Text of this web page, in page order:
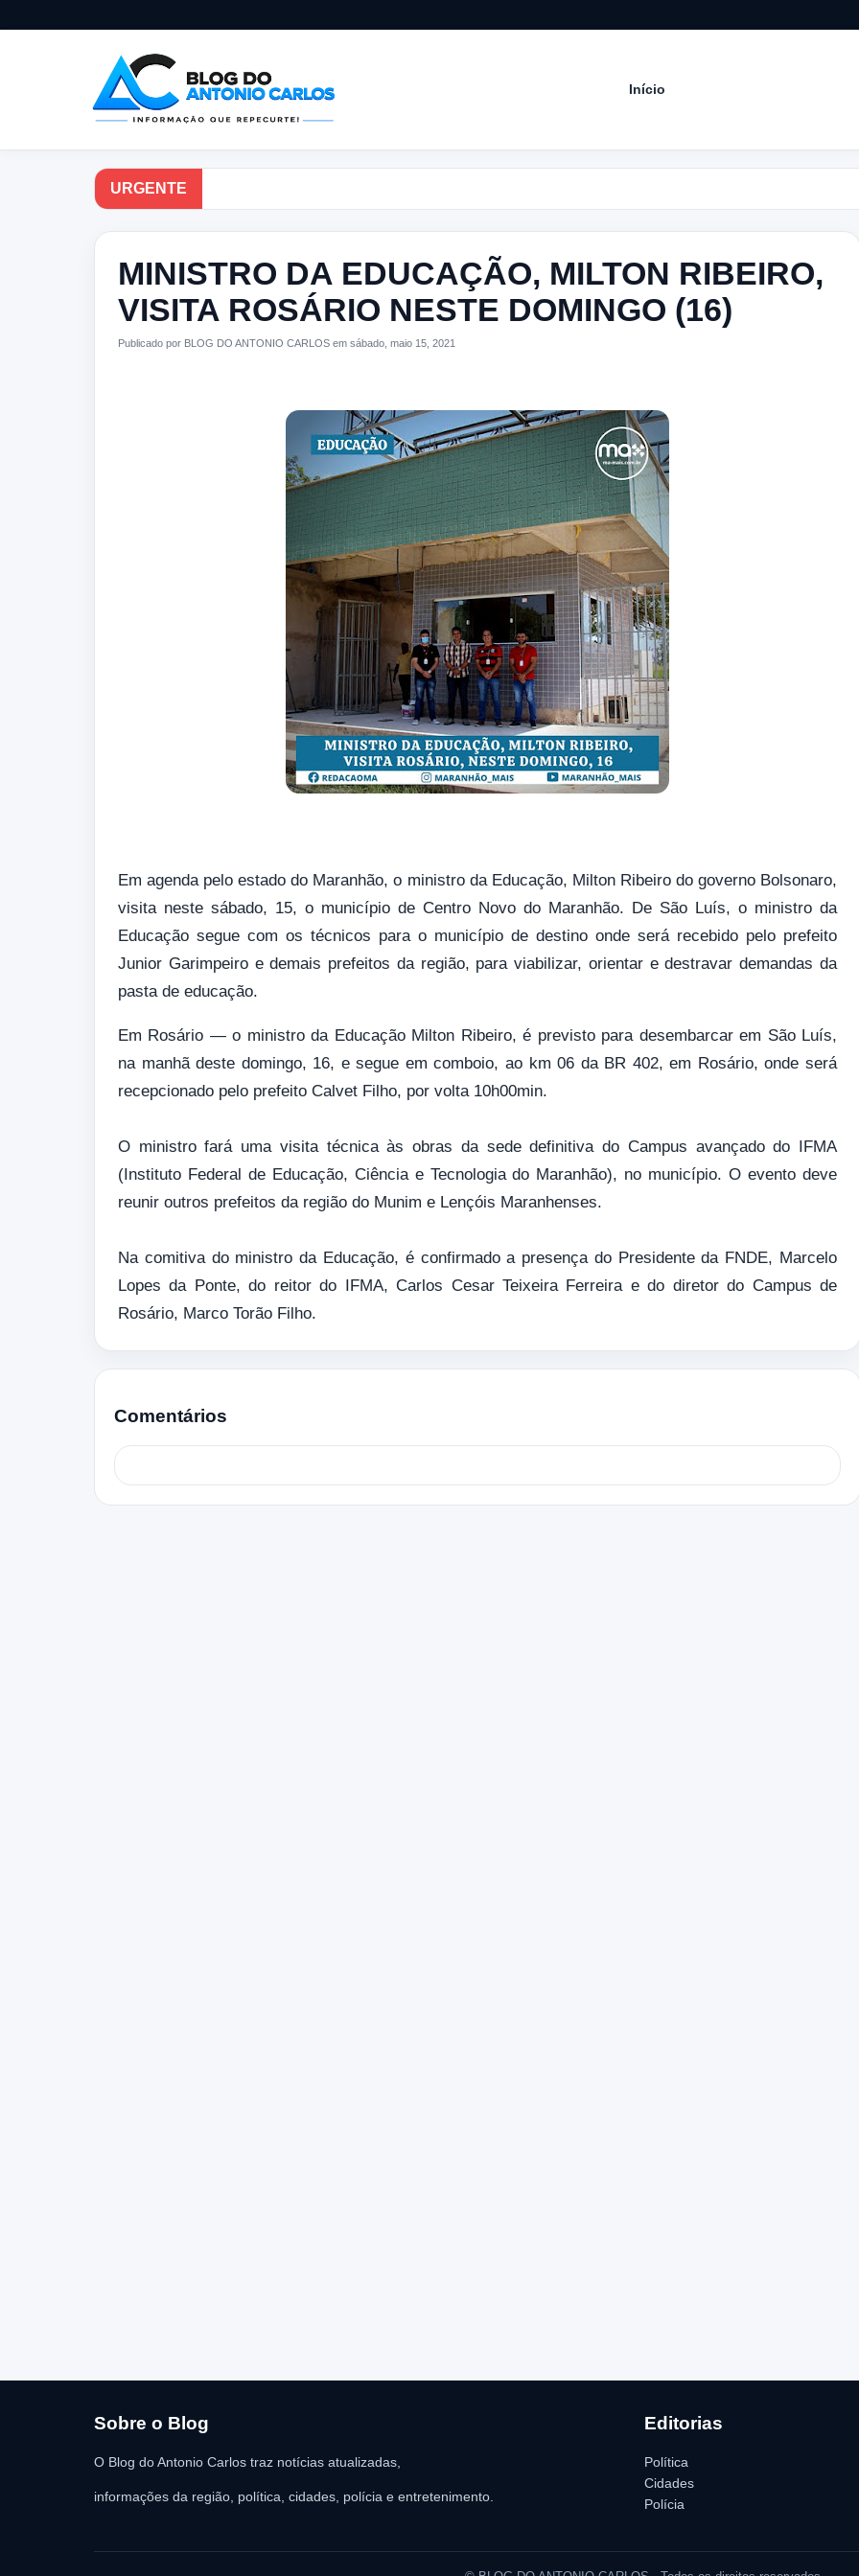
Início
URGENTE
MINISTRO DA EDUCAÇÃO, MILTON RIBEIRO,
VISITA ROSÁRIO NESTE DOMINGO (16)
Publicado por BLOG DO ANTONIO CARLOS em sábado, maio 15, 2021
Em agenda pelo estado do Maranhão, o ministro da Educação, Milton Ribeiro do governo Bolsonaro,
visita neste sábado, 15, o município de Centro Novo do Maranhão. De São Luís, o ministro da
Educação segue com os técnicos para o município de destino onde será recebido pelo prefeito
Junior Garimpeiro e demais prefeitos da região, para viabilizar, orientar e destravar demandas da
pasta de educação.
Em Rosário — o ministro da Educação Milton Ribeiro, é previsto para desembarcar em São Luís,
na manhã deste domingo, 16, e segue em comboio, ao km 06 da BR 402, em Rosário, onde será
recepcionado pelo prefeito Calvet Filho, por volta 10h00min.
O ministro fará uma visita técnica às obras da sede definitiva do Campus avançado do IFMA
(Instituto Federal de Educação, Ciência e Tecnologia do Maranhão), no município. O evento deve
reunir outros prefeitos da região do Munim e Lençóis Maranhenses.
Na comitiva do ministro da Educação, é confirmado a presença do Presidente da FNDE, Marcelo
Lopes da Ponte, do reitor do IFMA, Carlos Cesar Teixeira Ferreira e do diretor do Campus de
Rosário, Marco Torão Filho.
Comentários
Sobre o Blog
O Blog do Antonio Carlos traz notícias atualizadas,
informações da região, política, cidades, polícia e entretenimento.
Editorias
Política
Cidades
Polícia